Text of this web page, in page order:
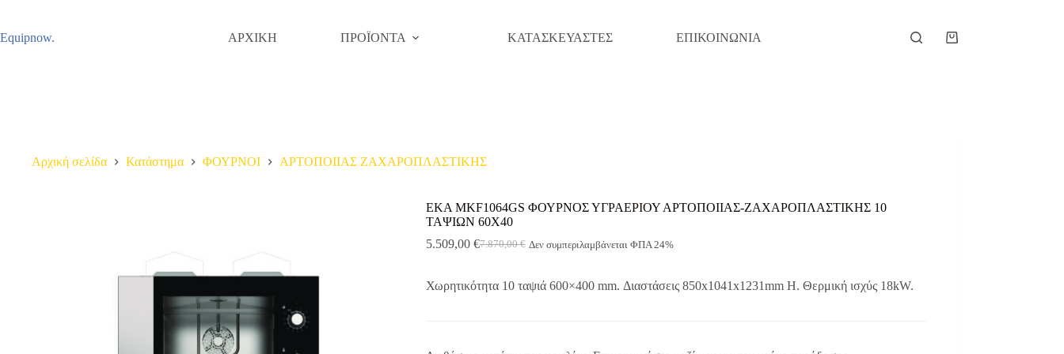
περιεχόμενο
Equipnow. ΑΡΧΙΚΗ ΠΡΟΪΟΝΤΑ ΚΑΤΑΣΚΕΥΑΣΤΕΣ ΕΠΙΚΟΙΝΩΝΙΑ
Καλάθι
Αρχική σελίδα Κατάστημα ΦΟΥΡΝΟΙ ΑΡΤΟΠΟΙΙΑΣ ΖΑΧΑΡΟΠΛΑΣΤΙΚΗΣ
EKA MKF1064GS ΦΟΥΡΝΟΣ ΥΓΡΑΕΡΙΟΥ ΑΡΤΟΠΟΙΙΑΣ-ΖΑΧΑΡΟΠΛΑΣΤΙΚΗΣ 10
ΤΑΨΙΩΝ 60Χ40
7.870,00€
Original
was:
7.870,00 €.
5.509,00 €
Η
τιμή
είναι:
Δεν συμπεριλαμβάνεται ΦΠΑ 24%
Χωρητικότητα 10 ταψιά 600×400 mm. Διαστάσεις 850x1041x1231mm H. Θερμική ισχύς 18kW.